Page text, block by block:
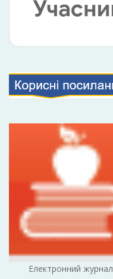
Електронний журнал